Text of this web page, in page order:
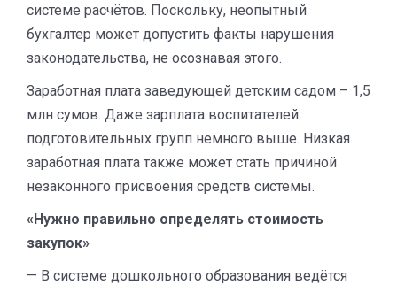
системе расчётов. Поскольку, неопытный
бухгалтер может допустить факты нарушения
законодательства, не осознавая этого.
Заработная плата заведующей детским садом – 1,5
млн сумов. Даже зарплата воспитателей
подготовительных групп немного выше. Низкая
заработная плата также может стать причиной
незаконного присвоения средств системы.
«Нужно правильно определять стоимость
закупок»
— В системе дошкольного образования ведётся